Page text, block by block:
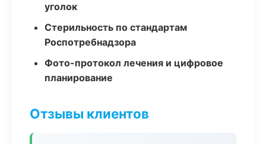
уголок
Стерильность по стандартам
Роспотребнадзора
Фото-протокол лечения и цифровое
планирование
Отзывы клиентов